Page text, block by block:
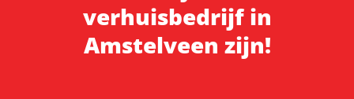
verhuisbedrijf in
Amstelveen zijn!